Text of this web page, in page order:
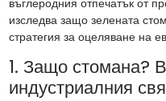
въглеродния отпечатък от
изследва защо зелената
стратегия за оцеляване на
1. Защо стомана?
индустриалния